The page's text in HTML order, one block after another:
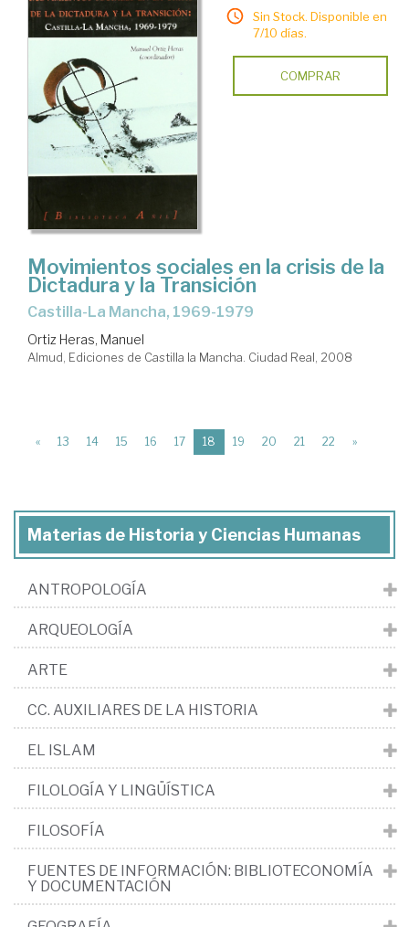
Sin Stock. Disponible en
7/10 días.
COMPRAR
Movimientos sociales en la crisis de la
Dictadura y la Transición
Castilla-La Mancha, 1969-1979
Ortiz Heras, Manuel
Almud, Ediciones de Castilla la Mancha. Ciudad Real, 2008
« 13 14 15 16 17 18 (current)
19 20 21 22 »
Materias de Historia y Ciencias Humanas
ANTROPOLOGÍA
ARQUEOLOGÍA
ARTE
CC. AUXILIARES DE LA HISTORIA
EL ISLAM
FILOLOGÍA Y LINGÜÍSTICA
FILOSOFÍA
FUENTES DE INFORMACIÓN: BIBLIOTECONOMÍA
Y DOCUMENTACIÓN